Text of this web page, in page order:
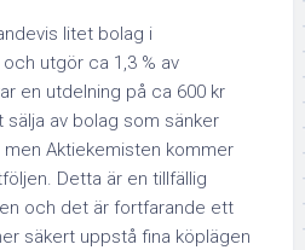
litet bolag i
utgör ca 1,3 % av
en utdelning på ca 600 kr
sälja av bolag som sänker
Aktiekemisten kommer
Detta är en tillfällig
och det är fortfarande ett
säkert uppstå fina köplägen